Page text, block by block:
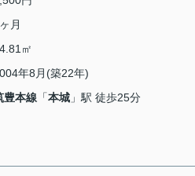
月
㎡
年8月(築22年)
豊本線 「本城 」駅 徒歩25分